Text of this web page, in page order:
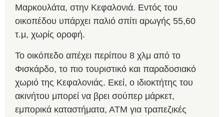
Μαρκουλάτα, στην Κεφαλονιά. Εντός του
οικοπέδου υπάρχει παλιό σπίτι αρωγής 55,60
τ.μ, χωρίς οροφή.
Το οικόπεδο απέχει περίπου 8 χλμ από το
Φισκάρδο, το πιο τουριστικό και παραδοσιακό
χωριό της Κεφαλονιάς. Εκεί, ο ιδιοκτήτης του
ακινήτου μπορεί να βρει σούπερ μάρκετ,
εμπορικά καταστήματα, ΑΤΜ για τραπεζικές